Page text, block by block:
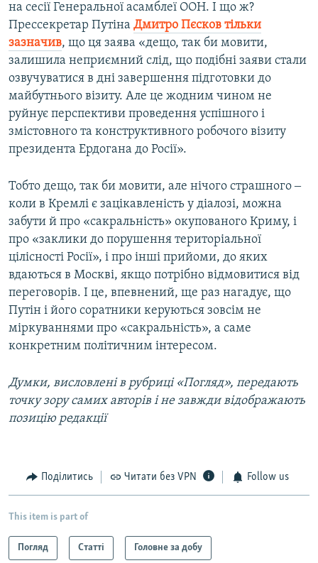
на сесії Генеральної асамблеї ООН. І що ж?
Прессекретар Путіна Дмитро Пєсков тільки
зазначив, що ця заява «дещо, так би мовити,
залишила неприємний слід, що подібні заяви стали
озвучуватися в дні завершення підготовки до
майбутнього візиту. Але це жодним чином не
руйнує перспективи проведення успішного і
змістовного та конструктивного робочого візиту
президента Ердогана до Росії».
Тобто дещо, так би мовити, але нічого страшного ‒
коли в Кремлі є зацікавленість у діалозі, можна
забути й про «сакральність» окупованого Криму, і
про «заклики до порушення територіальної
цілісності Росії», і про інші прийоми, до яких
вдаються в Москві, якщо потрібно відмовитися від
переговорів. І це, впевнений, ще раз нагадує, що
Путін і його соратники керуються зовсім не
міркуваннями про «сакральність», а саме
конкретним політичним інтересом.
Думки, висловлені в рубриці «Погляд», передають
точку зору самих авторів і не завжди відображають
позицію редакції
Поділитись Читати без VPN Follow us
This item is part of
Погляд Статті Головне за добу